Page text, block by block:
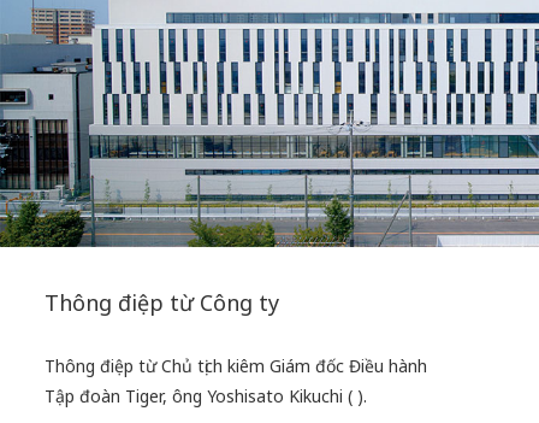
Thông điệp từ Công ty
Thông điệp từ Chủ tịch kiêm Giám đốc Điều hành
Tập đoàn Tiger, ông Yoshisato Kikuchi ( ).